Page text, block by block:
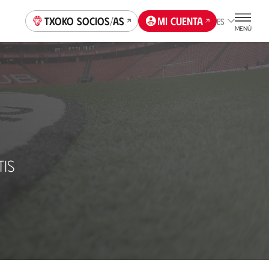
Txoko socios/as Mi cuenta ES
MENÚ